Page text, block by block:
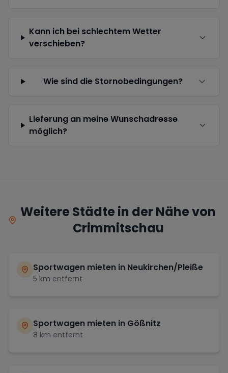
Kann ich bei schlechtem Wetter
verschieben?
Wie sind die Stornobedingungen?
Lieferung an meine Wunschadresse
möglich?
Weitere Städte in der Nähe von
Crimmitschau
Sportwagen mieten in Neukirchen/Pleiße
5 km entfernt
Sportwagen mieten in Gößnitz
8 km entfernt